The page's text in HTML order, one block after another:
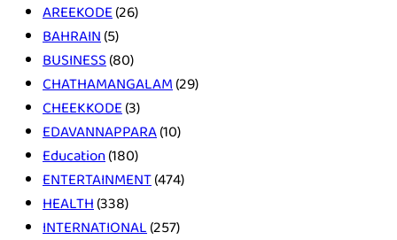
AREEKODE(26)
BAHRAIN(5)
BUSINESS(80)
CHATHAMANGALAM(29)
CHEEKKODE(3)
EDAVANNAPPARA(10)
Education(180)
ENTERTAINMENT(474)
HEALTH(338)
INTERNATIONAL(257)